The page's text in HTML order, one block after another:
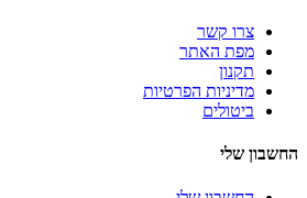
צרו קשר
מפת האתר
תקנון
מדיניות הפרטיות
ביטולים
החשבון שלי